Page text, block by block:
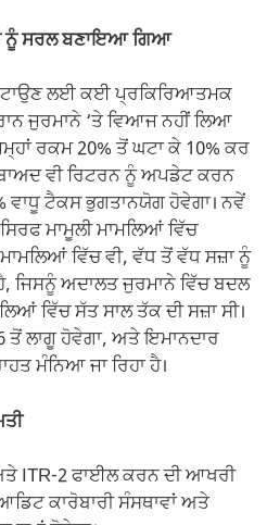
ਨੂੰ ਸਰਲ ਬਣਾਇਆ ਗਿਆ
ਲਈ ਕਈ ਪ੍ਰਕਿਰਿਆਤਮਕ
ਜੁਰਮਾਨੇ ‘ਤੇ ਵਿਆਜ ਨਹੀਂ ਲਿਆ
ਰਕਮ 20% ਤੋਂ ਘਟਾ ਕੇ 10% ਕਰ
ਵੀ ਰਿਟਰਨ ਨੂੰ ਅਪਡੇਟ ਕਰਨ
ਵਾਧੂ ਟੈਕਸ ਭੁਗਤਾਨਯੋਗ ਹੋਵੇਗਾ। ਨਵੇਂ
ਮਾਮੂਲੀ ਮਾਮਲਿਆਂ ਵਿੱਚ
ਵਿੱਚ ਵੀ, ਵੱਧ ਤੋਂ ਵੱਧ ਸਜ਼ਾ ਨੂੰ
ਜਿਸਨੂੰ ਅਦਾਲਤ ਜੁਰਮਾਨੇ ਵਿੱਚ ਬਦਲ
ਵਿੱਚ ਸੱਤ ਸਾਲ ਤੱਕ ਦੀ ਸਜ਼ਾ ਸੀ।
ਲਾਗੂ ਹੋਵੇਗਾ, ਅਤੇ ਇਮਾਨਦਾਰ
ਮੰਨਿਆ ਜਾ ਰਿਹਾ ਹੈ।
ITR-2 ਫਾਈਲ ਕਰਨ ਦੀ ਆਖਰੀ
ਕਾਰੋਬਾਰੀ ਸੰਸਥਾਵਾਂ ਅਤੇ